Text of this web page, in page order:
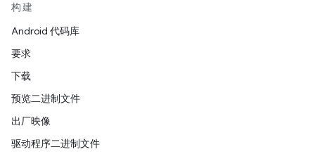
构建
Android 代码库
要求
下载
预览二进制文件
出厂映像
驱动程序二进制文件